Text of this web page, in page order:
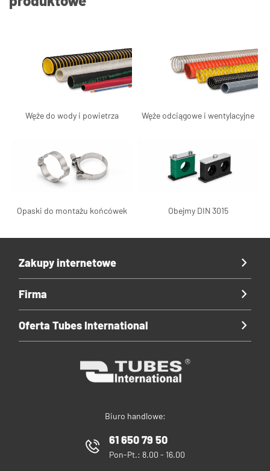
Węże do wody i powietrza Węże odciągowe i wentylacyjne
Opaski do montażu końcówek Obejmy DIN 3015
Biuro handlowe:
61 650 79 50
Pon-Pt.: 8.00 - 16.00
Zakupy internetowe
Firma
Oferta Tubes International